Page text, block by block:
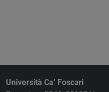
Università Ca’ Foscari